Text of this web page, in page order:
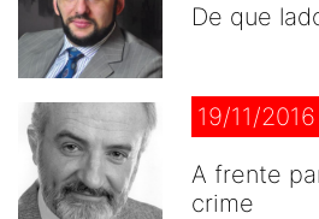
De que
19/11/2016
A frente
crime